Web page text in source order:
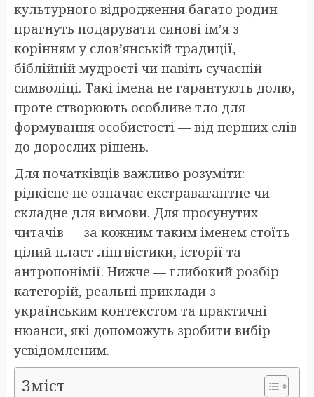
культурного відродження багато родин
прагнуть подарувати синові ім’я з
корінням у слов’янській традиції,
біблійній мудрості чи навіть сучасній
символіці. Такі імена не гарантують долю,
проте створюють особливе тло для
формування особистості — від перших слів
до дорослих рішень.
Для початківців важливо розуміти:
рідкісне не означає екстравагантне чи
складне для вимови. Для просунутих
читачів — за кожним таким іменем стоїть
цілий пласт лінгвістики, історії та
антропонімії. Нижче — глибокий розбір
категорій, реальні приклади з
українським контекстом та практичні
нюанси, які допоможуть зробити вибір
усвідомленим.
Зміст